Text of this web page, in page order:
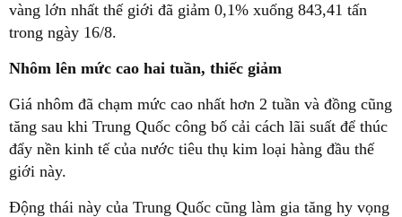
vàng lớn nhất thế giới đã giảm 0,1% xuống 843,41 tấn
trong ngày 16/8.
Nhôm lên mức cao hai tuần, thiếc giảm
Giá nhôm đã chạm mức cao nhất hơn 2 tuần và đồng cũng
tăng sau khi Trung Quốc công bố cải cách lãi suất để thúc
đẩy nền kinh tế của nước tiêu thụ kim loại hàng đầu thế
giới này.
Động thái này của Trung Quốc cũng làm gia tăng hy vọng